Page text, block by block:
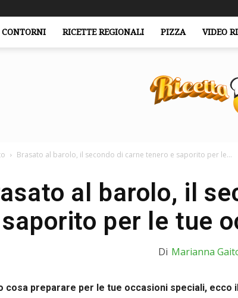
CONTORNI RICETTE REGIONALI PIZZA VIDEO
Brasato al barolo, il secondo di carne tenero e saporito per le...
al barolo, il
saporito per le tue
Di Marianna
cosa preparare per le tue occasioni speciali, ecco